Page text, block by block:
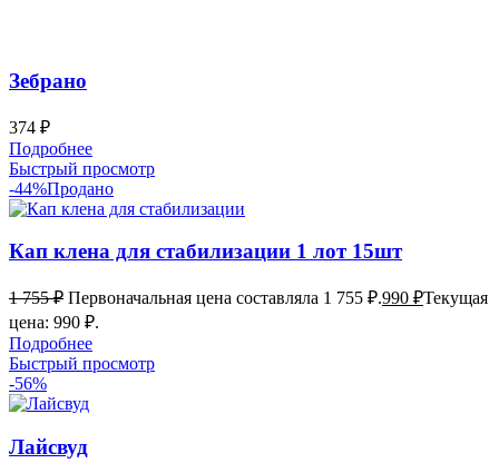
Зебрано
374 ₽
Подробнее
Быстрый просмотр
-44%Продано
Кап клена для стабилизации 1 лот 15шт
1 755₽ Первоначальная цена составляла 1 755 ₽.990 ₽Текущая
цена: 990 ₽.
Подробнее
Быстрый просмотр
-56%
Лайсвуд